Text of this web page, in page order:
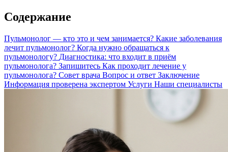
Содержание
Пульмонолог — кто это и чем занимается? Какие заболевания
лечит пульмонолог? Когда нужно обращаться к
пульмонологу? Диагностика: что входит в приём
пульмонолога? Запишитесь Как проходит лечение у
пульмонолога? Совет врача Вопрос и ответ Заключение
Информация проверена экспертом Услуги Наши специалисты